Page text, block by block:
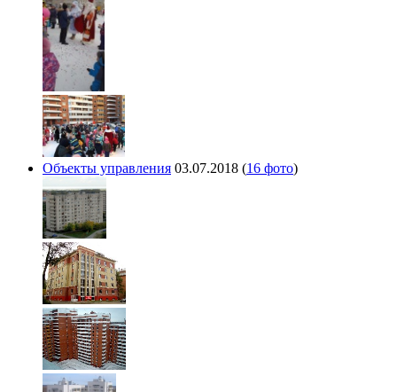
Объекты управления 03.07.2018 (16 фото)